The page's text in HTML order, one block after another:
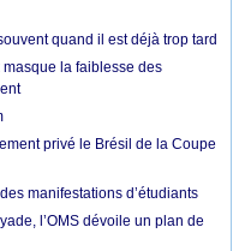
quand il est déjà trop tard
la faiblesse des
privé le Brésil de la Coupe
manifestations d’étudiants
l’OMS dévoile un plan de